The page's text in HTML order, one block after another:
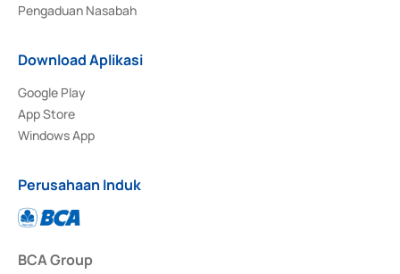
Pengaduan Nasabah
Download Aplikasi
Google Play
App Store
Windows App
Perusahaan Induk
BCA Group